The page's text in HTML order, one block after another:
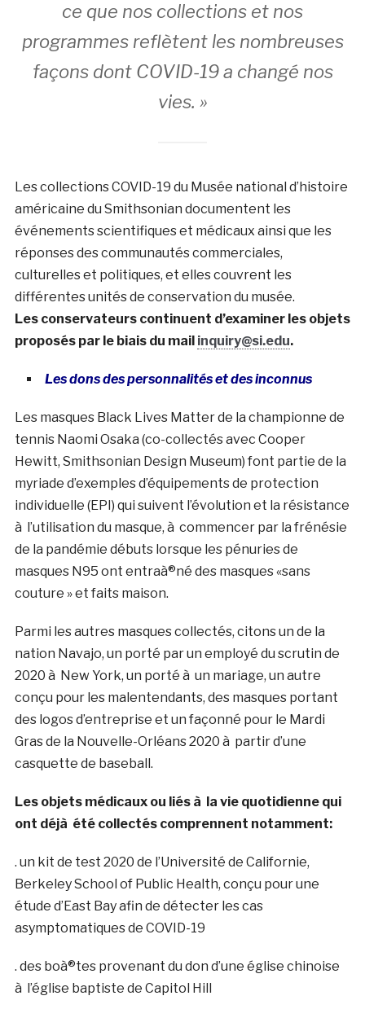
ce que nos collections et nos
programmes reflètent les nombreuses
façons dont COVID-19 a changé nos
vies. »
Les collections COVID-19 du Musée national d’histoire
américaine du Smithsonian documentent les
événements scientifiques et médicaux ainsi que les
réponses des communautés commerciales,
culturelles et politiques, et elles couvrent les
différentes unités de conservation du musée.
Les conservateurs continuent d’examiner les objets
proposés par le biais du mail inquiry@si.edu.
Les dons des personnalités et des inconnus
Les masques Black Lives Matter de la championne de
tennis Naomi Osaka (co-collectés avec Cooper
Hewitt, Smithsonian Design Museum) font partie de la
myriade d’exemples d’équipements de protection
individuelle (EPI) qui suivent l’évolution et la résistance
à l’utilisation du masque, à commencer par la frénésie
de la pandémie débuts lorsque les pénuries de
masques N95 ont entraà®né des masques «sans
couture » et faits maison.
Parmi les autres masques collectés, citons un de la
nation Navajo, un porté par un employé du scrutin de
2020 à New York, un porté à un mariage, un autre
conçu pour les malentendants, des masques portant
des logos d’entreprise et un façonné pour le Mardi
Gras de la Nouvelle-Orléans 2020 à partir d’une
casquette de baseball.
Les objets médicaux ou liés à la vie quotidienne qui
ont déjà été collectés comprennent notamment:
. un kit de test 2020 de l’Université de Californie,
Berkeley School of Public Health, conçu pour une
étude d’East Bay afin de détecter les cas
asymptomatiques de COVID-19
. des boà®tes provenant du don d’une église chinoise
à l’église baptiste de Capitol Hill